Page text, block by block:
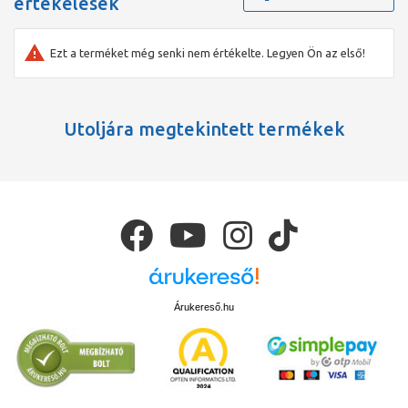
Ezt a terméket még senki nem értékelte. Legyen Ön az első!
Utoljára megtekintett termékek
Árukereső.hu